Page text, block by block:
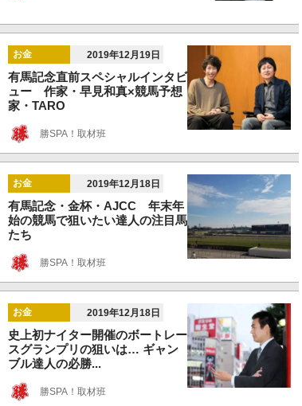
お金 2019年12月19日
有馬記念直前スペシャルインタビ
ュー 作家・早見和真×競馬予想
家・TARO
勝SPA！取材班
お金 2019年12月18日
有馬記念・金杯・AJCC 年末年
始の競馬で狙いたい達人の注目馬
たち
勝SPA！取材班
お金 2019年12月18日
史上初ナイター開催のボートレー
スグランプリの狙いは… ギャン
ブル達人の必勝...
勝SPA！取材班